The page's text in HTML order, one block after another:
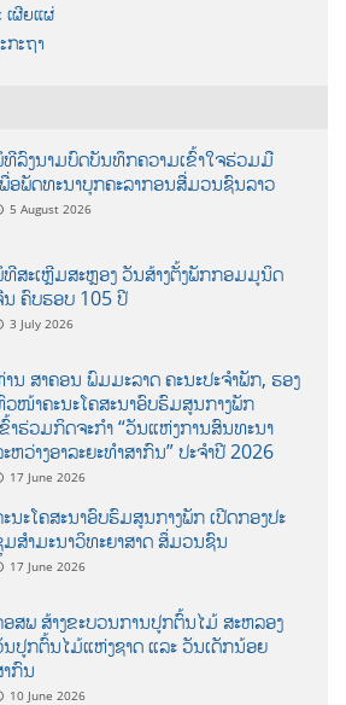
ເຜີຍແຜ່
ກະຖາ
ລົງນາມບົດບັນທຶກຄວາມເຂົ້າໃຈຮ່ວມມື
ອພັດທະນາບຸກຄະລາກອນສື່ມວນຊົນລາວ
5 August 2026
ສະເຫຼີມສະຫຼອງ ວັນສ້າງຕັ້ງພັກກອມມູນິດ
ຄົບຮອບ 105 ປີ
3 July 2026
ນ ສາຄອນ ພົມມະລາດ ຄະນະປະຈໍາພັກ, ຮອງ
ໜ້າຄະນະໂຄສະນາອົບຮົມສູນກາງພັກ
າຮ່ວມກິດຈະກຳ “ວັນແຫ່ງການສົນທະນາ
ຫວ່າງອາລະຍະທຳສາກົນ” ປະຈຳປີ 2026
17 June 2026
ນະໂຄສະນາອົບຮົມສູນກາງພັກ ເປີດກອງປະ
ສຳມະນາວິທະຍາສາດ ສຶ່ມວນຊົນ
17 June 2026
ສພ ສ້າງຂະບວນການປູກຕົ້ນໄມ້ ສະຫລອງ
ປູກຕົ້ນໄມ້ແຫ່ງຊາດ ແລະ ວັນເດັກນ້ອຍ
ກົນ
10 June 2026